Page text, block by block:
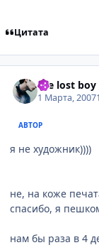
Цитата
the lost boy
1 Марта, 2007
АВТОР
я не художник))))
не, на коже
спасибо, я
нам бы раза в 4